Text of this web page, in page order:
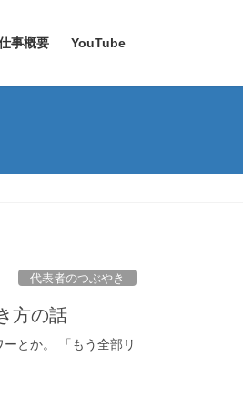
事概要 YouTube
代表者のつぶやき
方の話
とか。 「もう全部リ